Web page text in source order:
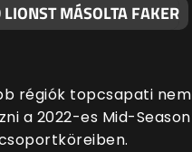
MÁSOLTA FAKER
régiók topcsapati nem
a 2022-es Mid-Season